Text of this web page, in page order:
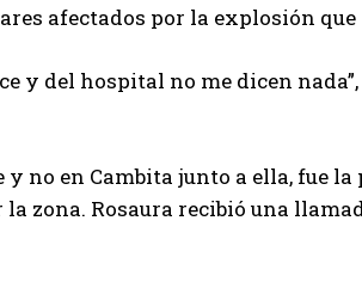
afectados por la explosión
y del hospital no me dicen
no en Cambita junto a ella, fue
zona. Rosaura recibió una